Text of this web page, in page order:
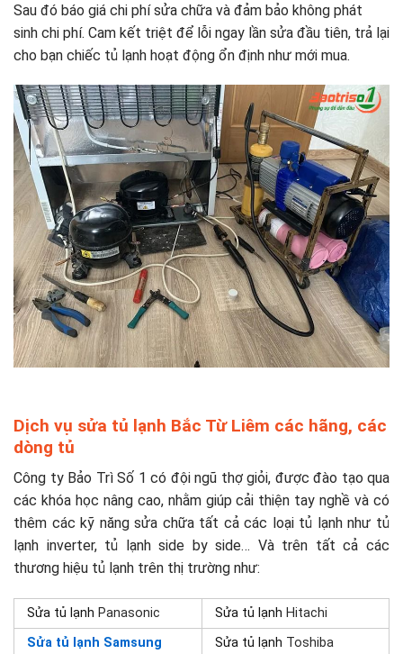
Sau đó báo giá chi phí sửa chữa và đảm bảo không phát
sinh chi phí. Cam kết triệt để lỗi ngay lần sửa đầu tiên, trả lại
cho bạn chiếc tủ lạnh hoạt động ổn định như mới mua.
Dịch vụ sửa tủ lạnh Bắc Từ Liêm các hãng, các
dòng tủ
Công ty Bảo Trì Số 1 có đội ngũ thợ giỏi, được đào tạo qua
các khóa học nâng cao, nhằm giúp cải thiện tay nghề và có
thêm các kỹ năng sửa chữa tất cả các loại tủ lạnh như tủ
lạnh inverter, tủ lạnh side by side… Và trên tất cả các
thương hiệu tủ lạnh trên thị trường như:
Sửa tủ lạnh Panasonic Sửa tủ lạnh Hitachi
Sửa tủ lạnh Samsung
Sửa tủ lạnh Toshiba